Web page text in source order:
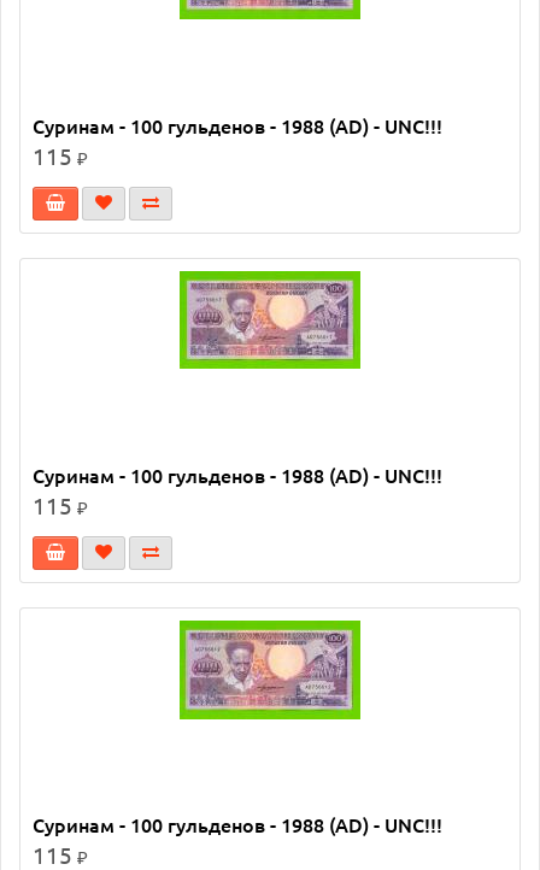
Суринам - 100 гульденов - 1988 (AD) - UNC!!!
115 ₽
Суринам - 100 гульденов - 1988 (AD) - UNC!!!
115 ₽
Суринам - 100 гульденов - 1988 (AD) - UNC!!!
115 ₽